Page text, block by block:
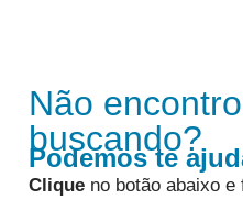
Não
buscando?
Podemos te
Clique no botão abaixo